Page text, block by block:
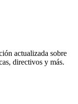
actualizada sobre
directivos y más.